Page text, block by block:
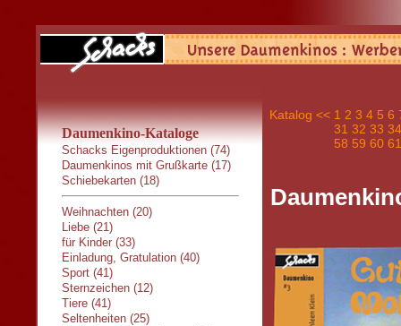
Daumenkino-Kataloge
Schacks Eigenproduktionen (74)
Daumenkinos mit Grußkarte (17)
Schiebekarten (18)
Weihnachten (20)
Liebe (21)
für Kinder (33)
Einladung, Gratulation (40)
Sport (41)
Sternzeichen (12)
Tiere (41)
Seltenheiten (25)
Katalog << 1 2 3 4 5 6
31 32 33 34
58 59 60 61